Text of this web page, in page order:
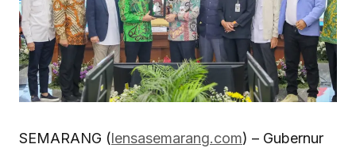
SEMARANG (lensasemarang.com) – Gubernur